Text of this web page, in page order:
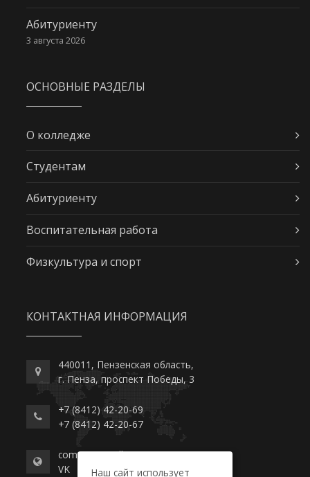
Абитуриенту
3 августа 2026
ОСНОВНЫЕ РАЗДЕЛЫ
О колледже
Студентам
Абитуриенту
Воспитательная работа
Физкультура и спорт
КОНТАКТНАЯ ИНФОРМАЦИЯ
440011, Пензенская область,
г. Пенза, проспект Победы, 3
+7 (8412) 42-20-69
+7 (8412) 42-20-67
commerce-college.ru
VK
Наш сайт использует